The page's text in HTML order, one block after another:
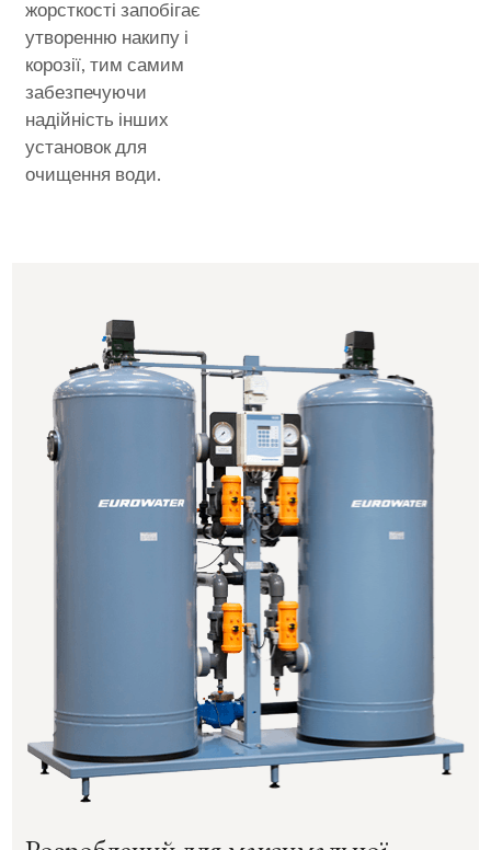
жорсткості запобігає
утворенню накипу і
корозії, тим самим
забезпечуючи
надійність інших
установок для
очищення води.